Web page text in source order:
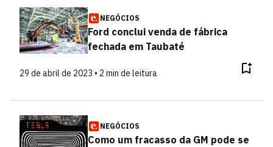
NEGÓCIOS
Ford conclui venda de fábrica
fechada em Taubaté
29 de abril de 2023 • 2 min de leitura
NEGÓCIOS
Como um fracasso da GM pode se